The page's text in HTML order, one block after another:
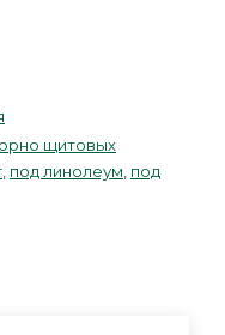
щитовых
под линолеум под